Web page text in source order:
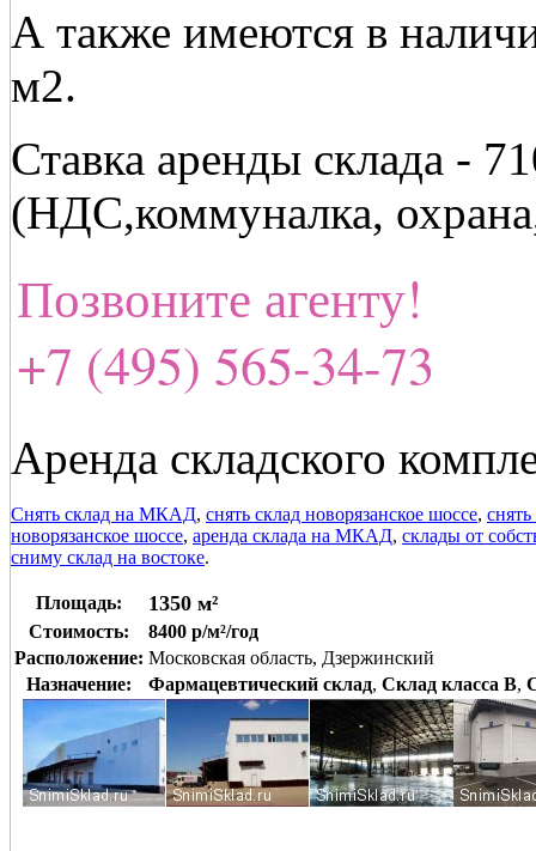
А также имеются в
м2.
Ставка аренды склада -
(НДС,коммуналка,
Позвоните агенту!
+7 (495) 565-34-73
Аренда складского
Снять склад на МКАД, снять склад новорязанское шоссе,
новорязанское шоссе, аренда склада на МКАД, склады от
сниму склад на востоке.
Площадь: 1350 м²
Стоимость:
8400 р/м²/год
Расположение: Московская область, Дзержинский
Назначение:
Фармацевтический склад, Склад класса B,